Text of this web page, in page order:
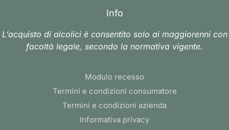
Info
L’acquisto di alcolici è consentito solo ai maggiorenni con
facoltà legale, secondo la normativa vigente.
Modulo recesso
Termini e condizioni consumatore
Termini e condizioni azienda
Informativa privacy